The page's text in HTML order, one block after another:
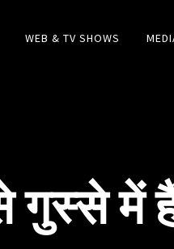
WEB & TV SHOWS
से गुस्से